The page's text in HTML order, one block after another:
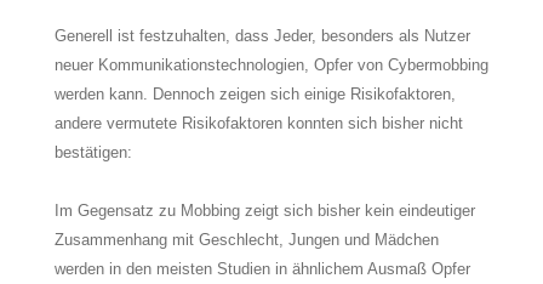
Generell ist festzuhalten, dass Jeder, besonders als Nutzer
neuer Kommunikationstechnologien, Opfer von Cybermobbing
werden kann. Dennoch zeigen sich einige Risikofaktoren,
andere vermutete Risikofaktoren konnten sich bisher nicht
bestätigen:
Im Gegensatz zu Mobbing zeigt sich bisher kein eindeutiger
Zusammenhang mit Geschlecht, Jungen und Mädchen
werden in den meisten Studien in ähnlichem Ausmaß Opfer